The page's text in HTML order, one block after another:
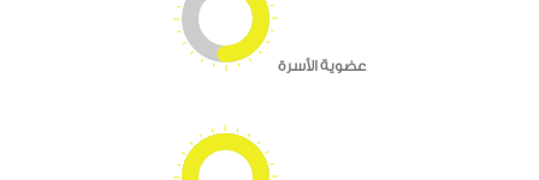
عضوية الأسرة